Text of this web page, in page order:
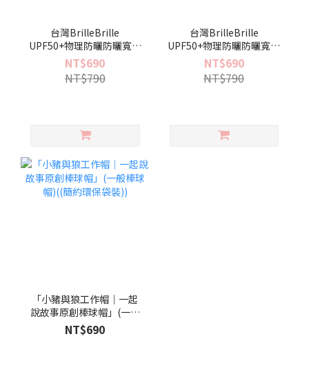
台灣BrilleBrille
UPF50+物理防曬防曬寬簷
棒球帽 - 脆皮雞蛋糕 (大人
也可戴) (禮盒包裝)
NT$690
NT$790
台灣BrilleBrille
UPF50+物理防曬防曬寬簷
棒球帽 - 美好一天 (大人也
可戴)
NT$690
NT$790
「小豬與狼工作帽｜一起
說故事原創棒球帽」(一般
棒球帽)((簡約環保袋裝))
NT$690